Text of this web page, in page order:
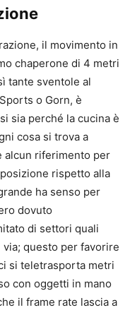
il movimento in
chaperone di 4 metri
tante sventole al
o Gorn, è
sia perché la cucina è
cosa si trova a
alcun riferimento per
rispetto alla
ha senso per
dovuto
di settori quali
questo per favorire
si teletrasporta metri
con oggetti in mano
il frame rate lascia a